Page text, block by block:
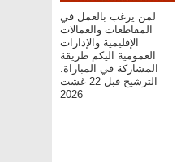
لمن يرغب بالعمل في
المقاطعات والعمالات
الإقليمية والإدارات
العمومية اليكم طريقة
المشاركة في المباراة.
الترشيح قبل 22 غشت
2026